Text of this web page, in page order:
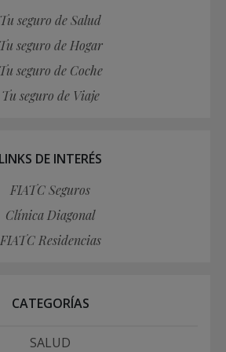
Tu seguro de Salud
Tu seguro de Hogar
Tu seguro de Coche
Tu seguro de Viaje
LINKS DE INTERÉS
FIATC Seguros
Clínica Diagonal
FIATC Residencias
CATEGORÍAS
SALUD